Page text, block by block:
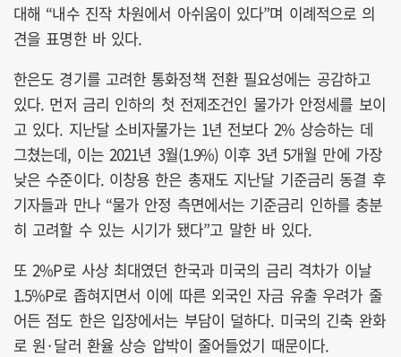
대해 “내수 진작 차원에서 아쉬움이 있다”며 이례적으로 의
견을 표명한 바 있다.
한은도 경기를 고려한 통화정책 전환 필요성에는 공감하고
있다. 먼저 금리 인하의 첫 전제조건인 물가가 안정세를 보이
고 있다. 지난달 소비자물가는 1년 전보다 2% 상승하는 데
그쳤는데, 이는 2021년 3월(1.9%) 이후 3년 5개월 만에 가장
낮은 수준이다. 이창용 한은 총재도 지난달 기준금리 동결 후
기자들과 만나 “물가 안정 측면에서는 기준금리 인하를 충분
히 고려할 수 있는 시기가 됐다”고 말한 바 있다.
또 2%P로 사상 최대였던 한국과 미국의 금리 격차가 이날
1.5%P로 좁혀지면서 이에 따른 외국인 자금 유출 우려가 줄
어든 점도 한은 입장에서는 부담이 덜하다. 미국의 긴축 완화
로 원·달러 환율 상승 압박이 줄어들었기 때문이다.